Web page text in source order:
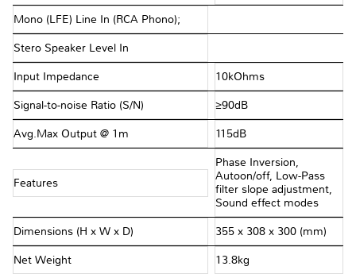
Mono (LFE) Line In (RCA Phono);
Stero Speaker Level In
Input Impedance 10kOhms
Signal-to-noise Ratio (S/N) ≥90dB
Avg.Max Output @ 1m 115dB
Features
Phase Inversion,
Autoon/off, Low-Pass
filter slope adjustment,
Sound effect modes
Dimensions (H x W x D) 355 x 308 x 300 (mm)
Net Weight 13.8kg